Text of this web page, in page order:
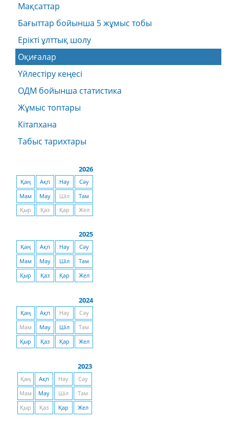
Мақсаттар
Бағыттар бойынша 5 жұмыс тобы
Ерікті ұлттық шолу
Оқиғалар
Үйлестіру кеңесі
ОДМ бойынша статистика
Жұмыс топтары
Кітапхана
Табыс тарихтары
2026
Қаң Ақп Нау
Сәу
Мам
Мау Шіл
Там
Қыр
Қаз Қар Жел
2025
Қаң Ақп Нау
Сәу
Мам
Мау Шіл
Там
Қыр
Қаз Қар Жел
2024
Қаң Ақп Нау
Сәу
Мам
Мау Шіл
Там
Қыр
Қаз Қар Жел
2023
Қаң Ақп Нау
Сәу
Мам
Мау Шіл
Там
Қыр
Қаз Қар Жел